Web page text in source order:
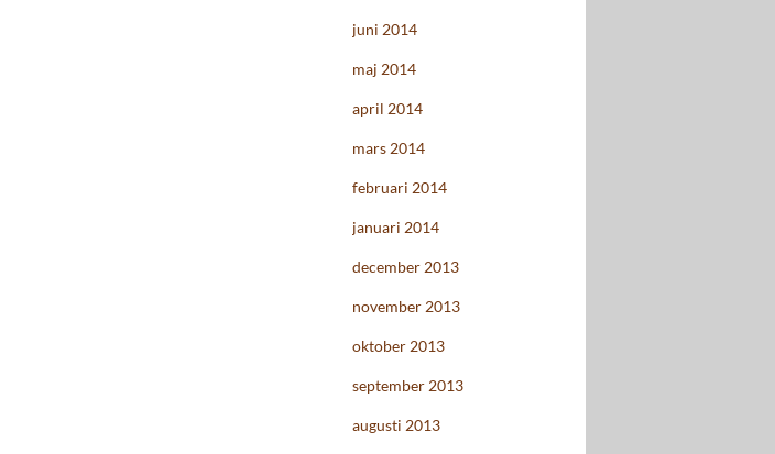
juni 2014
maj 2014
april 2014
mars 2014
februari 2014
januari 2014
december 2013
november 2013
oktober 2013
september 2013
augusti 2013